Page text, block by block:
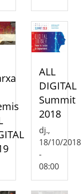
ALL
DIGITAL
Summit
2018
dj.,
18/10/2018
-
08:00